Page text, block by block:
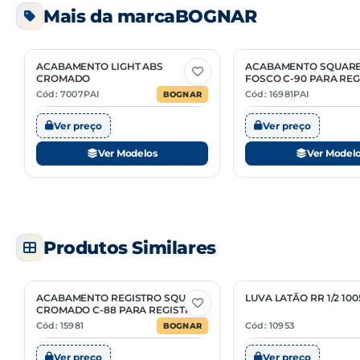
Unidade de venda
NCM
Mais da marcaBOGNAR
3 Opções
ACABAMENTO LIGHT ABS
CROMADO
Cód: 7007PAI BOGNAR
Ver preço
Ver Modelos
2 Opções
ACABAMENTO
FOSCO C-90 PARA
Cód: 16981PAI
Ver preço
Ver
Produtos Similares
ACABAMENTO REGISTRO SQUARE
CROMADO C-88 PARA REGISTRO
Cód: 15981 BOGNAR
Ver preço
LUVA LATÃO RR 1/2
Cód: 10953
Ver preço